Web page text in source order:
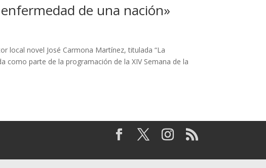
de una nación»
local novel José Carmona Martínez, titulada “La
como parte de la programación de la XIV Semana de la